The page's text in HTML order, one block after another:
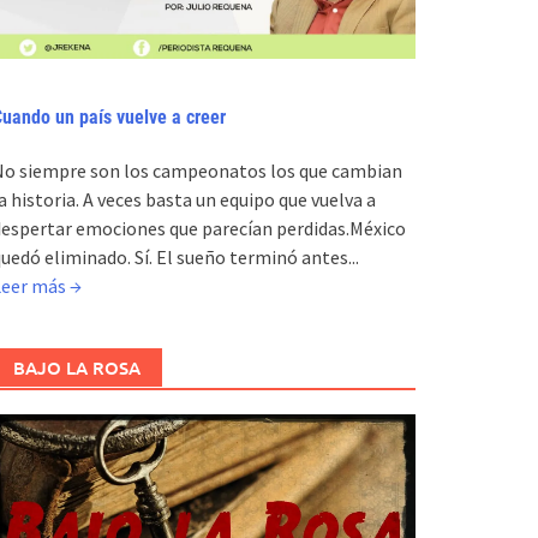
un país vuelve a creer
siempre son los campeonatos los que cambian
historia. A veces basta un equipo que vuelva a
emociones que parecían perdidas.México
eliminado. Sí. El sueño terminó antes...
más →
BAJO LA ROSA